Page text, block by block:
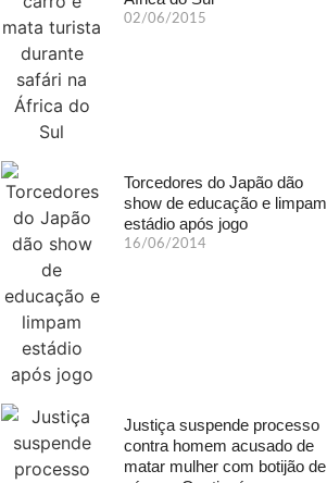
02/06/2015
Torcedores do Japão dão
show de educação e limpam
estádio após jogo
16/06/2014
Justiça suspende processo
contra homem acusado de
matar mulher com botijão de